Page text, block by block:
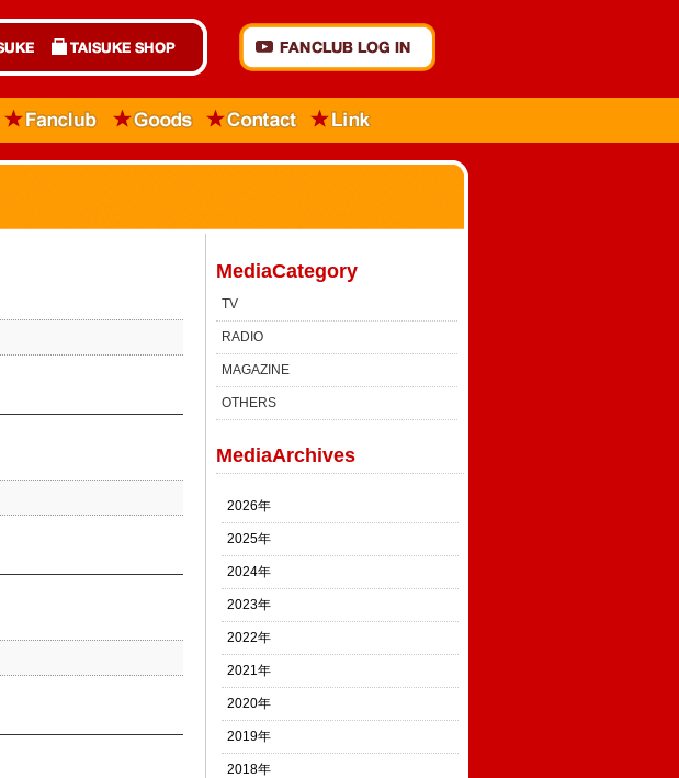
MediaCategory
TV
RADIO
MAGAZINE
OTHERS
MediaArchives
2026年
2025年
2024年
2023年
2022年
2021年
2020年
2019年
2018年